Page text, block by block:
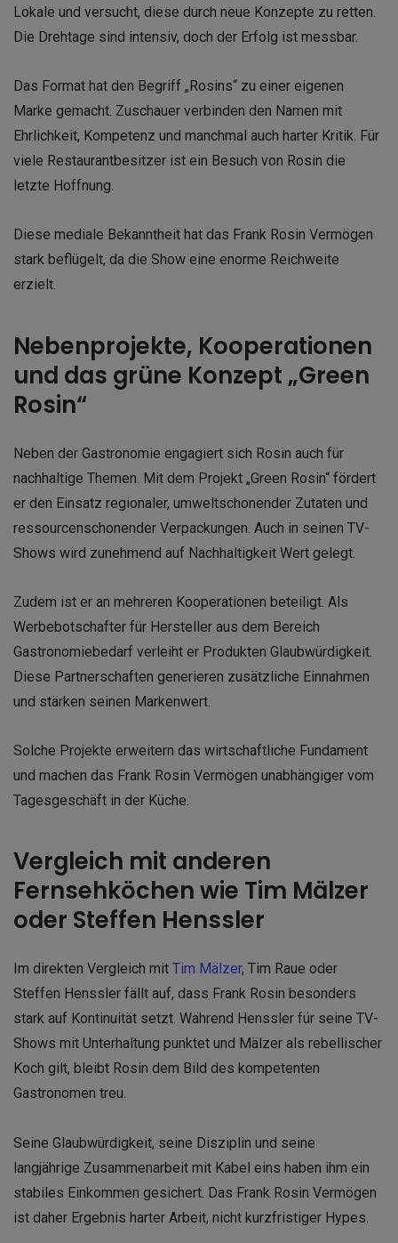
Lokale und versucht, diese durch neue Konzepte zu retten.
Die Drehtage sind intensiv, doch der Erfolg ist messbar.
Das Format hat den Begriff „Rosins“ zu einer eigenen
Marke gemacht. Zuschauer verbinden den Namen mit
Ehrlichkeit, Kompetenz und manchmal auch harter Kritik. Für
viele Restaurantbesitzer ist ein Besuch von Rosin die
letzte Hoffnung.
Diese mediale Bekanntheit hat das Frank Rosin Vermögen
stark beflügelt, da die Show eine enorme Reichweite
erzielt.
Nebenprojekte, Kooperationen
und das grüne Konzept „Green
Rosin“
Neben der Gastronomie engagiert sich Rosin auch für
nachhaltige Themen. Mit dem Projekt „Green Rosin“ fördert
er den Einsatz regionaler, umweltschonender Zutaten und
ressourcenschonender Verpackungen. Auch in seinen TV-
Shows wird zunehmend auf Nachhaltigkeit Wert gelegt.
Zudem ist er an mehreren Kooperationen beteiligt. Als
Werbebotschafter für Hersteller aus dem Bereich
Gastronomiebedarf verleiht er Produkten Glaubwürdigkeit.
Diese Partnerschaften generieren zusätzliche Einnahmen
und stärken seinen Markenwert.
Solche Projekte erweitern das wirtschaftliche Fundament
und machen das Frank Rosin Vermögen unabhängiger vom
Tagesgeschäft in der Küche.
Vergleich mit anderen
Fernsehköchen wie Tim Mälzer
oder Steffen Henssler
Im direkten Vergleich mit Tim Mälzer, Tim Raue oder
Steffen Henssler fällt auf, dass Frank Rosin besonders
stark auf Kontinuität setzt. Während Henssler für seine TV-
Shows mit Unterhaltung punktet und Mälzer als rebellischer
Koch gilt, bleibt Rosin dem Bild des kompetenten
Gastronomen treu.
Seine Glaubwürdigkeit, seine Disziplin und seine
langjährige Zusammenarbeit mit Kabel eins haben ihm ein
stabiles Einkommen gesichert. Das Frank Rosin Vermögen
ist daher Ergebnis harter Arbeit, nicht kurzfristiger Hypes.